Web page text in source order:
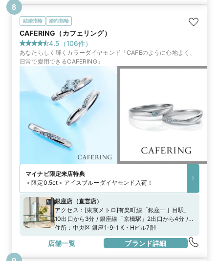
結婚指輪 婚約指輪
CAFERING（カフェリング）
4.5 （106件）
あなたらしく輝くカラーダイヤモンド「CAFEのように心地よく、
日常で愛用できるCAFERING」
マイナビ限定来店特典
＜限定0.5ct＞アイスブルーダイヤモンド入荷！
銀座店 （直営店）
アクセス： [東京メトロ]有楽町線「銀座一丁目駅」
10出口から3分 / 銀座線「京橋駅」2出口から4分 /
日比谷線、銀座線、丸の内線「銀座駅」A8出口から
8分都営浅草線「宝町駅」A3出口から5分[JR]「有楽
町駅」中央口から7分
住所： 中央区 銀座1-9-1 K・Hビル7階
店舗一覧 ブランド詳細
8